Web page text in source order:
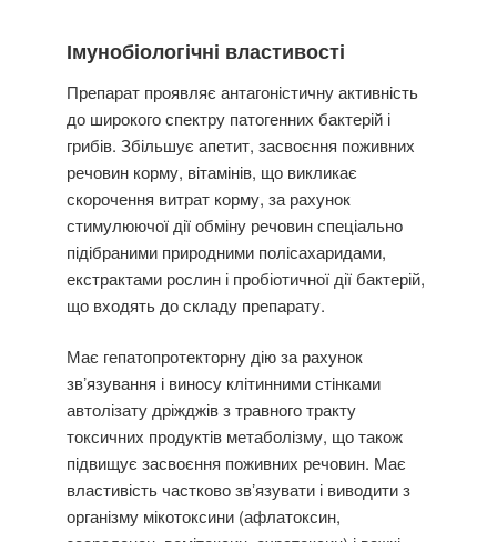
Імунобіологічні властивості
Препарат проявляє антагоністичну активність
до широкого спектру патогенних бактерій і
грибів. Збільшує апетит, засвоєння поживних
речовин корму, вітамінів, що викликає
скорочення витрат корму, за рахунок
стимулюючої дії обміну речовин спеціально
підібраними природними полісахаридами,
екстрактами рослин і пробіотичної дії бактерій,
що входять до складу препарату.
Має гепатопротекторну дію за рахунок
звʼязування і виносу клітинними стінками
автолізату дріжджів з травного тракту
токсичних продуктів метаболізму, що також
підвищує засвоєння поживних речовин. Має
властивість частково звʼязувати і виводити з
організму мікотоксини (афлатоксин,